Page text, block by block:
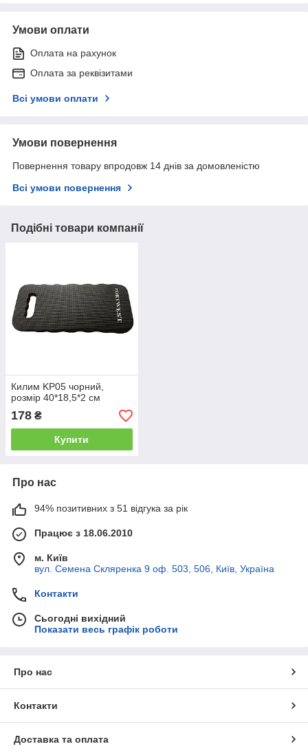
Умови оплати
Оплата на рахунок
Оплата за реквізитами
Всі умови оплати
Умови повернення
Повернення товару впродовж 14 днів за домовленістю
Всі умови повернення
Подібні товари компанії
Килим KP05 чорний,
розмір 40*18,5*2 см
178 ₴
Купити
Про нас
94% позитивних з 51 відгука за рік
Працює з 18.06.2010
м. Київ
вул. Семена Скляренка 9 оф. 503, 506, Київ, Україна
Контакти
Сьогодні вихідний
Показати весь графік роботи
Про нас
Контакти
Доставка та оплата